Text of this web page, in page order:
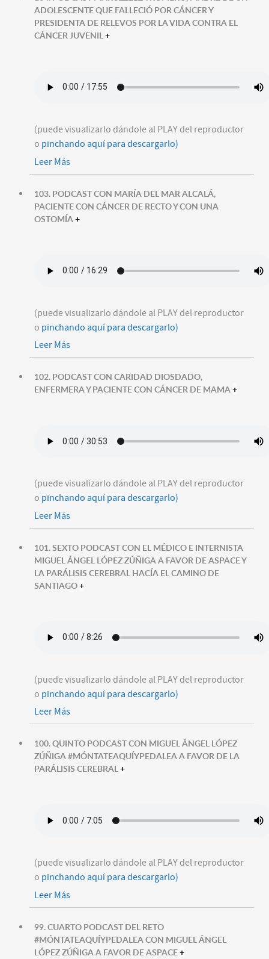
ADOLESCENTE QUE FALLECIÓ POR CÁNCER Y
PRESIDENTA DE RELEVOS POR LA VIDA CONTRA EL
CÁNCER JUVENIL +
(puede visualizarlo dándole al PLAY del reproductor
o pinchando aquí para descargarlo)
Leer Más
103. PODCAST CON MARÍA DEL MAR ALCALÁ,
PACIENTE CON CÁNCER DE RECTO Y CON UNA
OSTOMÍA +
(puede visualizarlo dándole al PLAY del reproductor
o pinchando aquí para descargarlo)
Leer Más
102. PODCAST CON CARIDAD DIOSDADO,
ENFERMERA Y PACIENTE CON CÁNCER DE MAMA+
(puede visualizarlo dándole al PLAY del reproductor
o pinchando aquí para descargarlo)
Leer Más
101. SEXTO PODCAST CON EL MÉDICO E INTERNISTA
MIGUEL ÁNGEL LÓPEZ ZÚÑIGA A FAVOR DE ASPACE Y
LA PARÁLISIS CEREBRAL HACÍA EL CAMINO DE
SANTIAGO+
(puede visualizarlo dándole al PLAY del reproductor
o pinchando aquí para descargarlo)
Leer Más
100. QUINTO PODCAST CON MIGUEL ÁNGEL LÓPEZ
ZÚÑIGA #MÓNTATEAQUÍYPEDALEA A FAVOR DE LA
PARÁLISIS CEREBRAL+
(puede visualizarlo dándole al PLAY del reproductor
o pinchando aquí para descargarlo)
Leer Más
99. CUARTO PODCAST DEL RETO
#MÓNTATEAQUÍYPEDALEA CON MIGUEL ÁNGEL
LÓPEZ ZÚÑIGA A FAVOR DE ASPACE+